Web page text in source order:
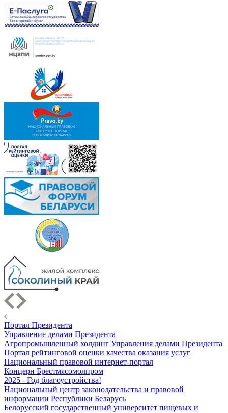
Портал Президента
Управление делами Президента
Агропромышленный холдинг Управления делами Президента
Портал рейтинговой оценки качества оказания услуг
Национальный правовой интернет-портал
Концерн Брестмясомолпром
2025 - Год благоустройства!
Национальный центр законодательства и правовой
информации Республики Беларусь
Белорусский государственный университет пищевых и